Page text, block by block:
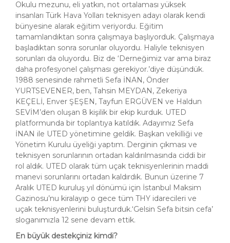
Okulu mezunu, eli yatkın, not ortalaması yüksek
insanları Türk Hava Yolları teknisyen adayı olarak kendi
bünyesine alarak eğitim veriyordu. Eğitim
tamamlandıktan sonra çalışmaya başlıyorduk. Çalışmaya
başladıktan sonra sorunlar oluyordu. Haliyle teknisyen
sorunları da oluyordu. Biz de ‘Derneğimiz var ama biraz
daha profesyonel çalışması gerekiyor.’diye düşündük.
1988 senesinde rahmetli Sefa İNAN, Önder
YURTSEVENER, ben, Tahsin MEYDAN, Zekeriya
KEÇELİ, Enver ŞEŞEN, Tayfun ERGÜVEN ve Haldun
SEVİM’den oluşan 8 kişilik bir ekip kurduk. UTED
platformunda bir toplantıya katıldık. Adayımız Sefa
İNAN ile UTED yönetimine geldik. Başkan vekilliği ve
Yönetim Kurulu üyeliği yaptım. Derginin çıkması ve
teknisyen sorunlarının ortadan kaldırılmasında ciddi bir
rol aldık. UTED olarak tüm uçak teknisyenlerinin maddi
manevi sorunlarını ortadan kaldırdık. Bunun üzerine 7
Aralık UTED kuruluş yıl dönümü için İstanbul Maksim
Gazinosu’nu kiralayıp o gece tüm THY idarecileri ve
uçak teknisyenlerini buluşturduk.‘Gelsin Sefa bitsin cefa’
sloganımızla 12 sene devam ettik.
En büyük destekçiniz kimdi?